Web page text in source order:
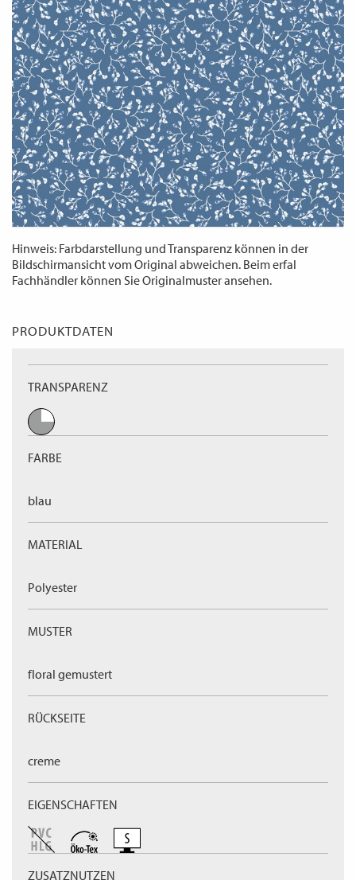
WECHSELN
DE
Hinweis: Farbdarstellung und Transparenz können in der
Bildschirmansicht vom Original abweichen. Beim erfal
Fachhändler können Sie Originalmuster ansehen.
PRODUKTDATEN
TRANSPARENZ
FARBE
blau
MATERIAL
Polyester
MUSTER
floral gemustert
RÜCKSEITE
creme
EIGENSCHAFTEN
ZUSATZNUTZEN